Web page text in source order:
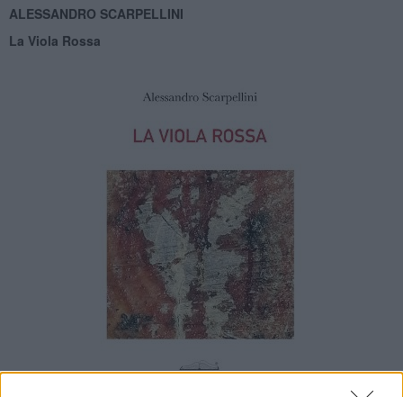
ALESSANDRO SCARPELLINI
La Viola Rossa